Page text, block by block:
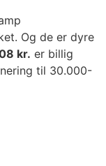
Og de er dyre
kr. er billig
til 30.000-